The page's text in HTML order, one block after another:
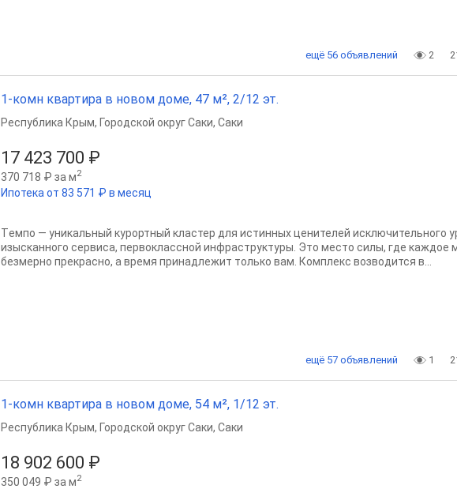
2
ещё 56 объявлений
1-комн квартира в новом доме, 47 м², 2/12 эт.
17 423 700 ₽
370 718 ₽ за м2
Ипотека от 83 571 ₽ в месяц
Республика Крым, Городской округ Саки, Саки
Tемпо — уникальный курортный кластер для истинных ценителей исключительного
изысканного сервиса, первоклассной инфраструктуры. Это место силы, где каждое
безмерно прекрасно, а время принадлежит только вам. Комплекс возводится в...
1
ещё 57 объявлений
1-комн квартира в новом доме, 54 м², 1/12 эт.
18 902 600 ₽
350 049 ₽ за м2
Республика Крым, Городской округ Саки, Саки